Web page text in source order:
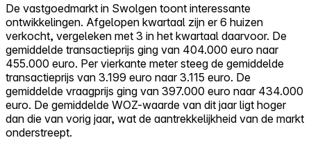
Alles-in-één
Reviews
Prijzen
Log in
Probeer Walter gratis
De vastgoedmarkt in Swolgen toont interessante
ontwikkelingen. Afgelopen kwartaal zijn er 6 huizen
verkocht, vergeleken met 3 in het kwartaal daarvoor. De
gemiddelde transactieprijs ging van 404.000 euro naar
455.000 euro. Per vierkante meter steeg de gemiddelde
transactieprijs van 3.199 euro naar 3.115 euro. De
gemiddelde vraagprijs ging van 397.000 euro naar 434.000
euro. De gemiddelde WOZ-waarde van dit jaar ligt hoger
dan die van vorig jaar, wat de aantrekkelijkheid van de markt
onderstreept.